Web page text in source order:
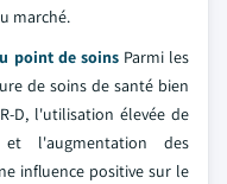
marché.
point de soinsParmi les
de soins de santé bien
D, l'utilisation élevée de
et l'augmentation des
influence positive sur le